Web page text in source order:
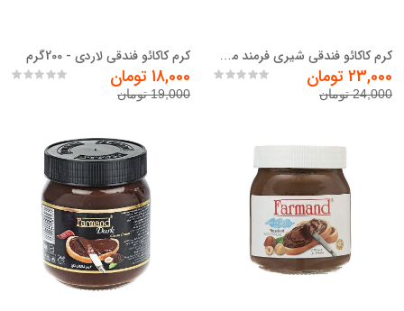
23,000 تومان
24,000 تومان
کرم کاکائو فندقی لاردی - 200گرم
18,000 تومان
19,000 تومان